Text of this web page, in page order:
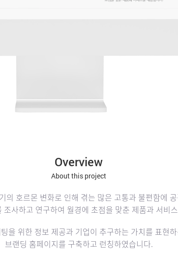
Overview
About this project
의 호르몬 변화로 인해 겪는 많은 고통과 불편함에
사하고 연구하여 월경에 초점을 맞춘 제품과 서비
을 위한 정보 제공과 기업이 추구하는 가치를 표현
브랜딩 홈페이지를 구축하고 런칭하였습니다.